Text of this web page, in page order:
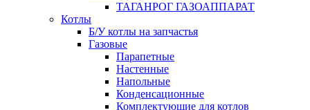
ТАГАНРОГ ГАЗОАППАРАТ
Котлы
Б/У котлы на запчастья
Газовые
Парапетные
Настенные
Напольные
Конденсационные
Комплектующие для котлов